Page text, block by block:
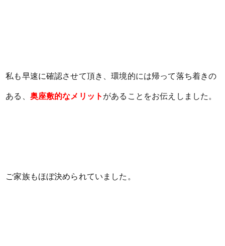
私も早速に確認させて頂き、環境的には帰って落ち着きの
ある、 奥座敷的なメリット があることをお伝えしました。
ご家族もほぼ決められていました。